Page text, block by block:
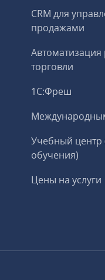
CRM для
продажами
торговли
1С:Фреш
Учебный центр
обучения)
Цены на услуги